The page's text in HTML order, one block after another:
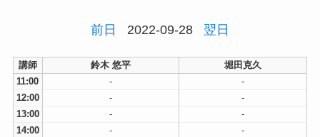
前日 2022-09-28 翌日
講師 鈴木 悠平
堀田克久
11:00
-
-
12:00
-
-
13:00
-
-
14:00
-
-